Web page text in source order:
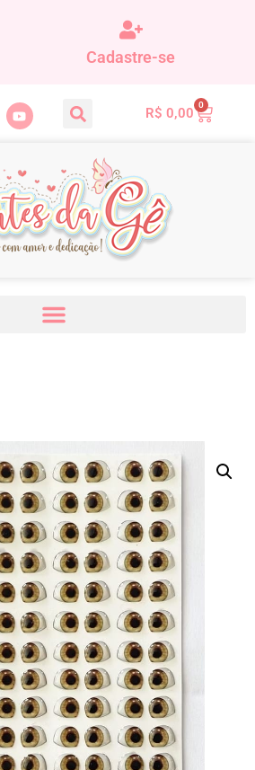
Cadastre-se
R$ 0,00
0